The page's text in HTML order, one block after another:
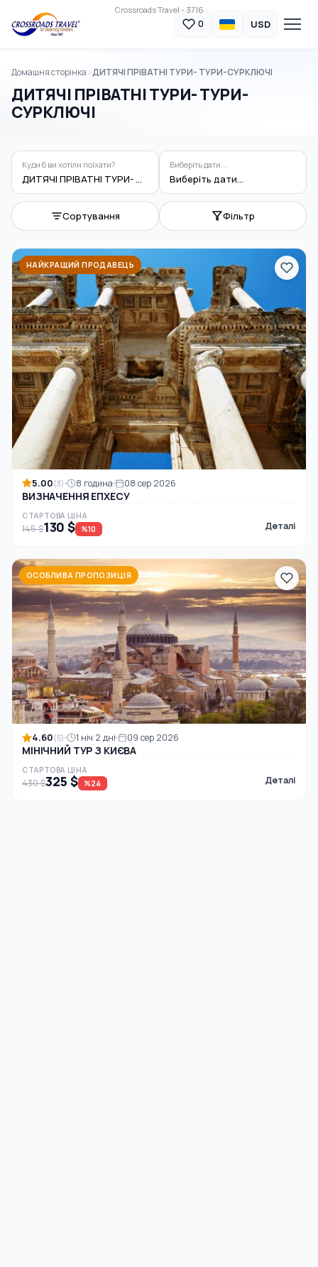
Crossroads Travel - 3716
0 USD
Домашня сторінка ДИТЯЧІ ПРІВАТНІ ТУРИ- ТУРИ-СУРКЛЮЧІ
ДИТЯЧІ ПРІВАТНІ ТУРИ- ТУРИ-
СУРКЛЮЧІ
Куди б ви хотіли поїхати?
ДИТЯЧІ ПРІВАТНІ ТУРИ- ТУРИ-СУРКЛЮЧІ
Виберіть дати...
Виберіть дати...
Сортування Фільтр
НАЙКРАЩИЙ ПРОДАВЕЦЬ
5.00(3) 8 година 08 сер 2026
ВИЗНАЧЕННЯ ЕПХЕСУ
СТАРТОВА ЦІНА
145 $130 $ %10 Деталі
ОСОБЛИВА ПРОПОЗИЦІЯ
4.60(5) 1 ніч 2 дні 09 сер 2026
МІНІЧНИЙ ТУР З КИЄВА
СТАРТОВА ЦІНА
430 $325 $ %24 Деталі